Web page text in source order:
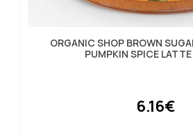
ORGANIC SHOP BROWN
PUMPKIN SPICE
6.16€